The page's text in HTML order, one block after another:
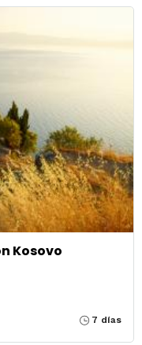
Kosovo
7 días